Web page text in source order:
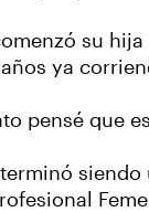
su
ya
pensé que